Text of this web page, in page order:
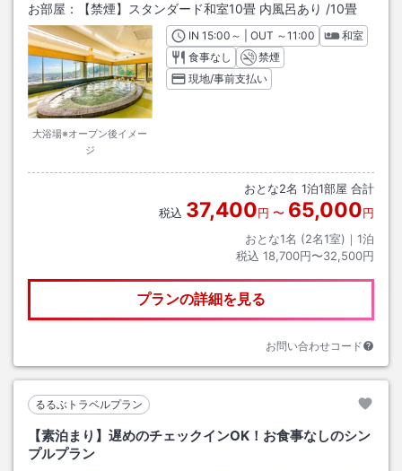
お部屋： 【禁煙】スタンダード和室10畳 内風呂あり /10畳
大浴場※オープン後イメー
ジ
INチェックイン
15:00 ～ | OUT チェックアウト
～11:00
和室
食事なし
禁煙
現地/事前支払い
おとな2名 1泊1部屋 合計
税込 37,400円 〜 65,000円
おとな1名 (2名1室)｜ 1泊
税込 18,700円〜32,500円
プランの詳細を見る
お問い合わせコード
るるぶトラベルプラン
【素泊まり】遅めのチェックインOK！お食事なしのシン
プルプラン